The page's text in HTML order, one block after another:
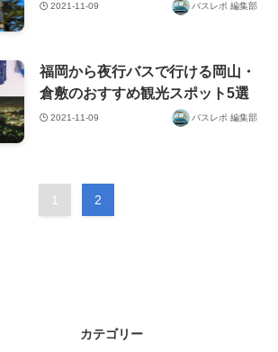
2021-11-09 バスレポ 編集部
福岡から夜行バスで行ける岡山・
倉敷のおすすめ観光スポット5選
2021-11-09 バスレポ 編集部
1 2
カテゴリー